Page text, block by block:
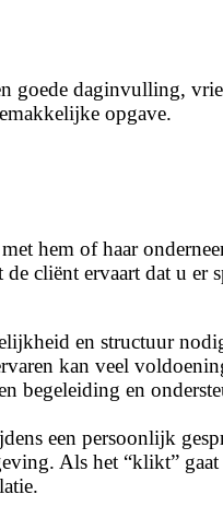
goede daginvulling,
opgave.
hem of haar
cliënt ervaart dat u er
en structuur
kan veel
begeleiding en
een persoonlijk
Als het “klikt” gaat